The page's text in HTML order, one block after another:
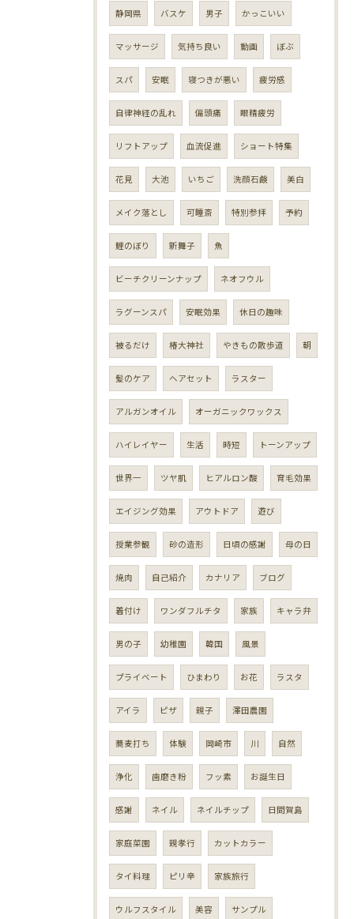
静岡県 バスケ 男子 かっこいい
マッサージ 気持ち良い 動画 ぼぶ
スパ 安眠 寝つきが悪い 疲労感
自律神経の乱れ 偏頭痛 眼精疲労
リフトアップ 血流促進 ショート特集
花見 大池 いちご 洗顔石鹸 美白
メイク落とし 可睡斎 特別参拝 予約
鯉のぼり 新舞子 魚
ビーチクリーンナップ ネオフウル
ラグーンスパ 安眠効果 休日の趣味
被るだけ 椿大神社 やきもの散歩道 朝
髪のケア ヘアセット ラスター
アルガンオイル オーガニックワックス
ハイレイヤー 生活 時短 トーンアップ
世界一 ツヤ肌 ヒアルロン酸 育毛効果
エイジング効果 アウトドア 遊び
授業参観 砂の造形 日頃の感謝 母の日
焼肉 自己紹介 カナリア ブログ
着付け ワンダフルチタ 家族 キャラ弁
男の子 幼稚園 韓国 風景
プライベート ひまわり お花 ラスタ
アイラ ピザ 親子 澤田農園
蕎麦打ち 体験 岡崎市 川 自然
浄化 歯磨き粉 フッ素 お誕生日
感謝 ネイル ネイルチップ 日間賀島
家庭菜園 親孝行 カットカラー
タイ料理 ピリ辛 家族旅行
ウルフスタイル 美容 サンプル